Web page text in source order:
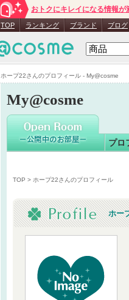
ホープ22さんのプロフィール - My@cosme
おトクにキレイになる情報が
TOP ランキング ブランド ブログ
My@cosme
ホープ
プロ
TOP > ホープ22さんのプロフィール
ホー